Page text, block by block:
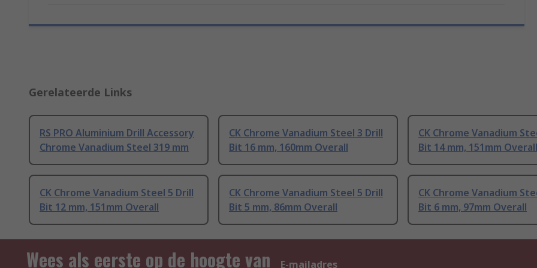
Gerelateerde Links
RS PRO Aluminium Drill Accessory
Chrome Vanadium Steel 319 mm
CK Chrome Vanadium Steel 3 Drill
Bit 16 mm, 160mm Overall
CK Chrome Vanadium
Bit 14 mm, 151mm Overall
CK Chrome Vanadium Steel 5 Drill
Bit 12 mm, 151mm Overall
CK Chrome Vanadium Steel 5 Drill
Bit 5 mm, 86mm Overall
CK Chrome Vanadium
Bit 6 mm, 97mm Overall
Wees als eerste op de hoogte van
E-mailadres